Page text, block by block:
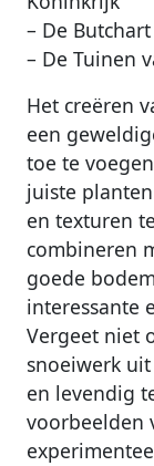
– De
– De Tuinen
Het creëren
een
toe te
juiste
en texturen
combineren
goede
interessante
Vergeet niet
snoeiwerk
en levendig
voorbeelden